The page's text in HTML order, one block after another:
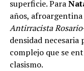
vehicular
superficie. Para
años,
Antirracista Rosario
densidad
complejo que se
clasismo.